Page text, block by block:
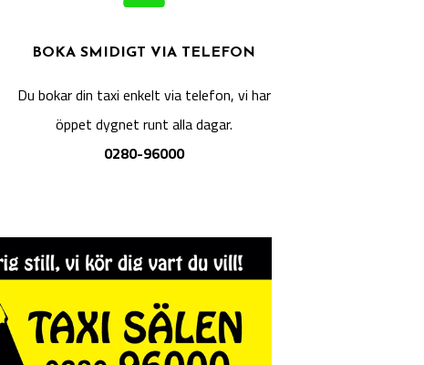
BOKA SMIDIGT VIA TELEFON
Du bokar din taxi enkelt via telefon, vi har
öppet dygnet runt alla dagar.
0280-96000